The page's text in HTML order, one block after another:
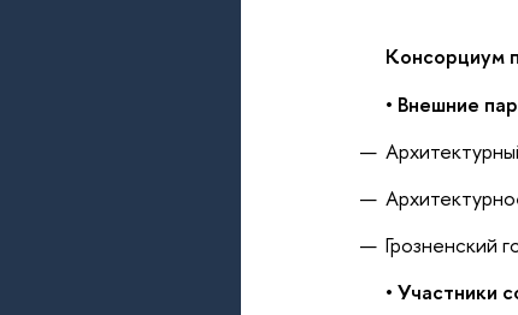
Консорциум
• Внешние
Грозненский
• Участники